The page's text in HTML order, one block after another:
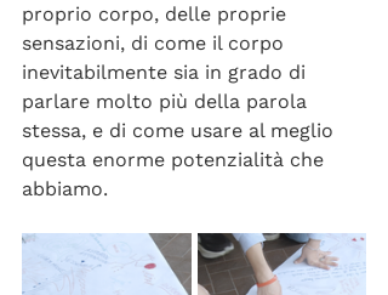
proprio corpo, delle proprie
sensazioni, di come il corpo
inevitabilmente sia in grado di
parlare molto più della parola
stessa, e di come usare al meglio
questa enorme potenzialità che
abbiamo.